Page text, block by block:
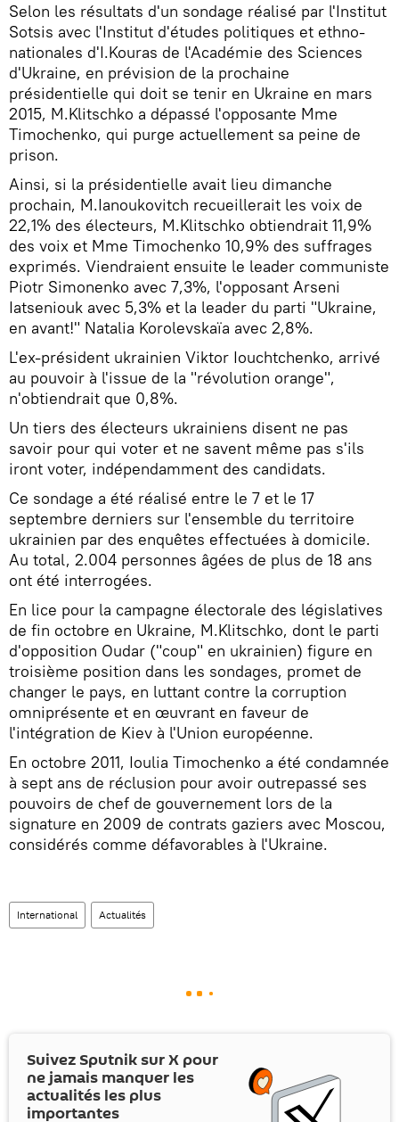
Selon les résultats d'un sondage réalisé par l'Institut
Sotsis avec l'Institut d'études politiques et ethno-
nationales d'I.Kouras de l'Académie des Sciences
d'Ukraine, en prévision de la prochaine
présidentielle qui doit se tenir en Ukraine en mars
2015, M.Klitschko a dépassé l'opposante Mme
Timochenko, qui purge actuellement sa peine de
prison.
Ainsi, si la présidentielle avait lieu dimanche
prochain, M.Ianoukovitch recueillerait les voix de
22,1% des électeurs, M.Klitschko obtiendrait 11,9%
des voix et Mme Timochenko 10,9% des suffrages
exprimés. Viendraient ensuite le leader communiste
Piotr Simonenko avec 7,3%, l'opposant Arseni
Iatseniouk avec 5,3% et la leader du parti "Ukraine,
en avant!" Natalia Korolevskaïa avec 2,8%.
L'ex-président ukrainien Viktor Iouchtchenko, arrivé
au pouvoir à l'issue de la "révolution orange",
n'obtiendrait que 0,8%.
Un tiers des électeurs ukrainiens disent ne pas
savoir pour qui voter et ne savent même pas s'ils
iront voter, indépendamment des candidats.
Ce sondage a été réalisé entre le 7 et le 17
septembre derniers sur l'ensemble du territoire
ukrainien par des enquêtes effectuées à domicile.
Au total, 2.004 personnes âgées de plus de 18 ans
ont été interrogées.
En lice pour la campagne électorale des législatives
de fin octobre en Ukraine, M.Klitschko, dont le parti
d'opposition Oudar ("coup" en ukrainien) figure en
troisième position dans les sondages, promet de
changer le pays, en luttant contre la corruption
omniprésente et en œuvrant en faveur de
l'intégration de Kiev à l'Union européenne.
En octobre 2011, Ioulia Timochenko a été condamnée
à sept ans de réclusion pour avoir outrepassé ses
pouvoirs de chef de gouvernement lors de la
signature en 2009 de contrats gaziers avec Moscou,
considérés comme défavorables à l'Ukraine.
International Actualités
Suivez Sputnik surX pour
ne jamais manquer les
actualités les plus
importantes